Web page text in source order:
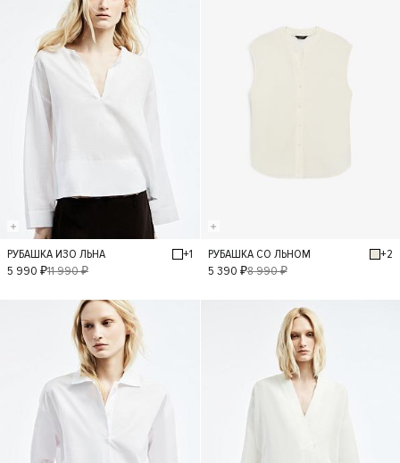
XS S
РУБАШКА ИЗО ЛЬНА
+1
5 990 ₽11 990 ₽ XS S
РУБАШКА СО ЛЬНОМ
+2
5 390 ₽8 990 ₽